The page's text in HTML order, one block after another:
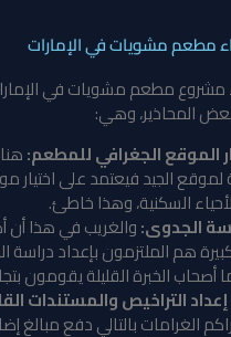
مطعم مشويات في الإمارات
مشروع مطعم مشويات في
بعض المحاذير، وهي:
الموقع الجغرافي للمطعم:
لموقع الجيد فيعتمد على اختيار
السكنية، وهذا خاطئ.
الجدوى:والغريب في هذا أن
هم الملتزمون بإعداد
أصحاب الخبرة القليلة يقومون
إعداد التراخيص والمستندات
الغرامات بالتالي دفع مبالغ